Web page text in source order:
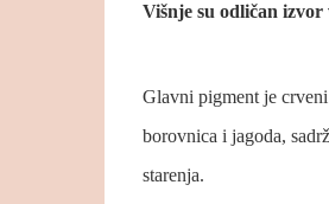
Višnje su odličan
Glavni pigment je
borovnica i jagoda,
starenja.